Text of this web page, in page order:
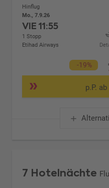
Hinflug
Mo., 7.9.26
VIE11:55
1 Stopp
Etihad Airways
-19%
p.P. ab
7 Hotelnächte